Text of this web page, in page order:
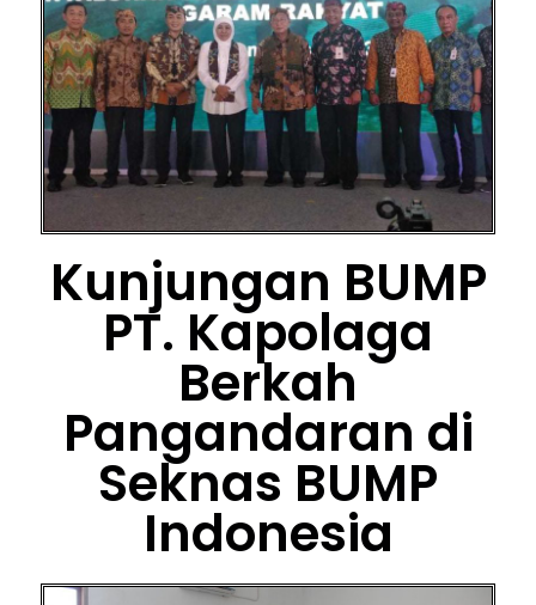
Kunjungan BUMP
PT. Kapolaga
Berkah
Pangandaran di
Seknas BUMP
Indonesia